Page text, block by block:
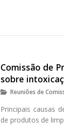
Comissão de
sobre
Reuniões de
Principais causas
de produtos de